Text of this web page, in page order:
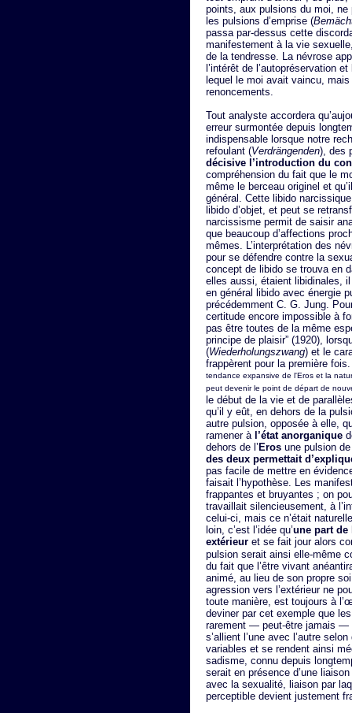
points, aux pulsions du moi,
les pulsions d’emprise (
passa par-dessus cette
manifestement à la vie
de la tendresse. La névrose
l’intérêt de l’autopréservation
lequel le moi avait vaincu,
renoncements.
Tout analyste accordera
erreur surmontée depuis
indispensable lorsque notre
refoulant (Verdrängenden), des
décisive l’introduction du
compréhension du fait que le
même le berceau originel et
général. Cette libido
libido d’objet, et peut se
narcissisme permit de saisir
que beaucoup d’affections
mêmes. L’interprétation des
pour se défendre contre la
concept de libido se trouva en
elles aussi, étaient libidinales,
en général libido avec énergie
précédemment C. G. Jung.
certitude encore impossible à
pas être toutes de la même
principe de plaisir” (1920),
(Wiederholungszwang) et le
frappèrent pour la première
tendance expansive de l'Eros et la
peut devenir le point de départ de
le début de la vie et de
qu’il y eût, en dehors de la
autre pulsion, opposée à elle,
ramener à l’état anorganique
dehors de l’ Eros une pulsion
des deux permettait
pas facile de mettre en
faisait l’hypothèse. Les
frappantes et bruyantes ; on
travaillait silencieusement, à
celui-ci, mais ce n’était
loin, c’est l’idée qu’une part
extérieur et se fait jour alors
pulsion serait ainsi elle-même
du fait que l’être vivant
animé, au lieu de son propre
agression vers l’extérieur ne
toute manière, est toujours à
deviner par cet exemple que
rarement — peut-être jamais —
s’allient l’une avec l’autre
variables et se rendent ainsi
sadisme, connu depuis
serait en présence d’une
avec la sexualité, liaison par
perceptible devient justement